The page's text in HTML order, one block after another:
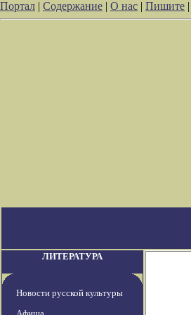
Портал | Содержание | О нас | Пишите |
ЛИТЕРАТУРА
Новости русской культуры